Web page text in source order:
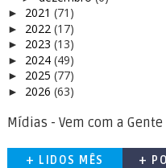
► 2021 (71)
► 2022 (17)
► 2023 (13)
► 2024 (49)
► 2025 (77)
► 2026 (63)
Mídias - Vem com a Gente
+ LIDOS MÊS +